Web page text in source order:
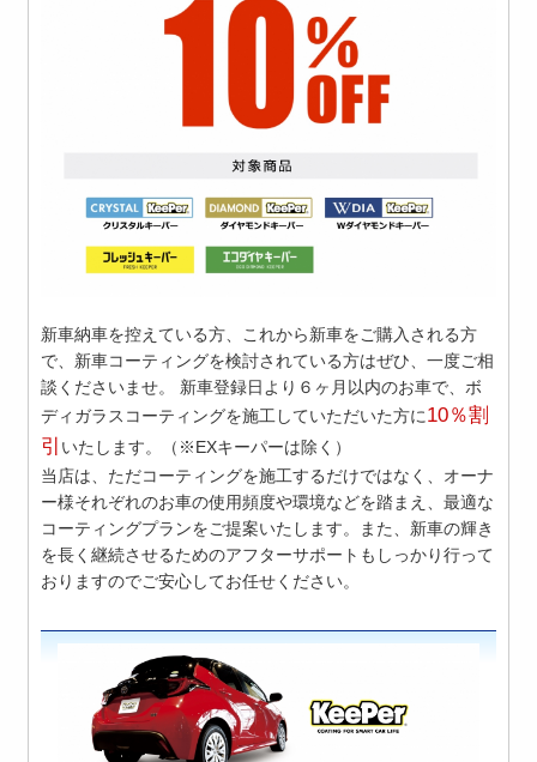
新車納車を控えている方、これから新車をご購入される方
で、新車コーティングを検討されている方はぜひ、一度ご相
談くださいませ。 新車登録日より６ヶ月以内のお車で、ボ
ディガラスコーティングを施工していただいた方に10％割
引 いたします。（※EXキーパーは除く）
当店は、ただコーティングを施工するだけではなく、オーナ
ー様それぞれのお車の使用頻度や環境などを踏まえ、最適な
コーティングプランをご提案いたします。また、新車の輝き
を長く継続させるためのアフターサポートもしっかり行って
おりますのでご安心してお任せください。